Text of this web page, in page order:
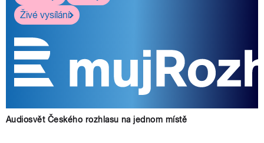
Živé vysílání
Audiosvět Českého rozhlasu na jednom místě